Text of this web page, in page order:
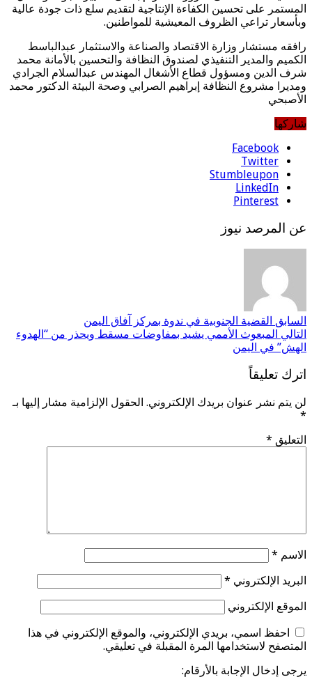
المستمر على تحسين الكفاءة الإنتاجية لتقديم سلع ذات جودة عالية
وبأسعار تراعي الظروف المعيشية للمواطنين.
رافقه مستشار وزارة الاقتصاد والصناعة والاستثمار عبدالباسط
الكميم والمدير التنفيذي لصندوق النظافة والتحسين بالأمانة محمد
شرف الدين ومسؤول قطاع الأشغال المهندس عبدالسلام الجرادي
ومديرا مشروع النظافة إبراهيم الصرابي وصحة البيئة الدكتور محمد
الأصبحي
شاركها
Facebook
Twitter
Stumbleupon
LinkedIn
Pinterest
عن المرصد نيوز
السابق القضية الجنوبية في ندوة بمركز آفاق اليمن
التالي المبعوث الأممي يشيد بمفاوضات مسقط ويحذر من “الهدوء
الهش” في اليمن
اترك تعليقاً
لن يتم نشر عنوان بريدك الإلكتروني. الحقول الإلزامية مشار إليها بـ
*
التعليق *
الاسم *
البريد الإلكتروني *
الموقع الإلكتروني
احفظ اسمي، بريدي الإلكتروني، والموقع الإلكتروني في هذا
المتصفح لاستخدامها المرة المقبلة في تعليقي.
يرجى إدخال الإجابة بالأرقام: